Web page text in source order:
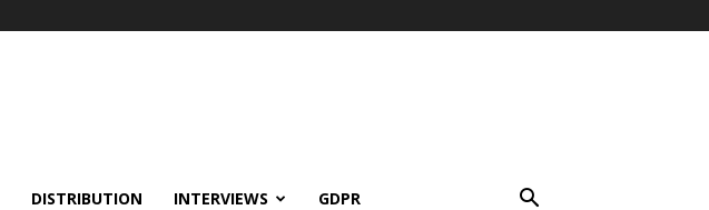
DISTRIBUTION INTERVIEWS GDPR